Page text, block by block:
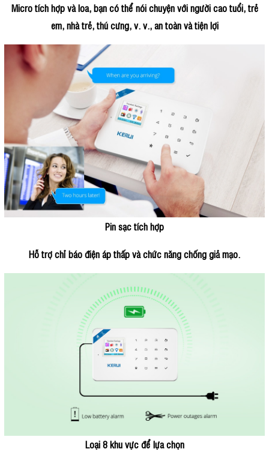
Micro tích hợp và loa, bạn có thể nói chuyện với người cao tuổi, trẻ
em, nhà trẻ, thú cưng, v. v., an toàn và tiện lợi
Pin sạc tích hợp
Hỗ trợ chỉ báo điện áp thấp và chức năng chống giả mạo.
Loại 8 khu vực để lựa chọn